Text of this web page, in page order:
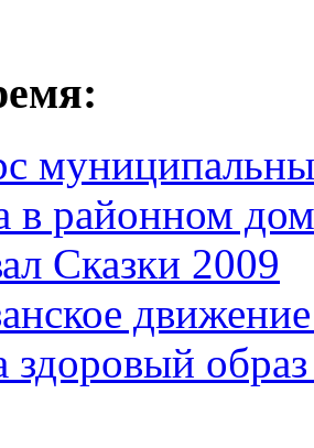
в районном
Сказки 2009